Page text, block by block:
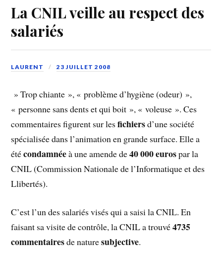
La CNIL veille au respect des
salariés
LAURENT 23 JUILLET 2008
» Trop chiante », « problème d’hygiène (odeur) »,
« personne sans dents et qui boit », « voleuse ». Ces
commentaires figurent sur lesfichiersd’une société
spécialisée dans l’animation en grande surface. Elle a
étécondamnéeà une amende de40 000 eurospar la
CNIL (Commission Nationale de l’Informatique et des
Llibertés).
C’est l’un des salariés visés qui a saisi la CNIL. En
faisant sa visite de contrôle, la CNIL a trouvé4735
commentairesde naturesubjective.